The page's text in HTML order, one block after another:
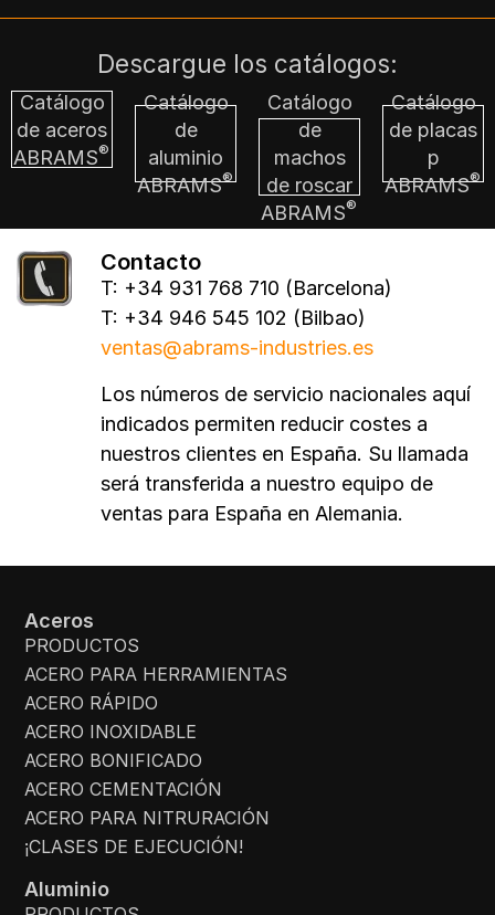
Descargue los catálogos:
Catálogo
de aceros
ABRAMS®
Catálogo
de
aluminio
ABRAMS®
Catálogo
de
machos
de roscar
ABRAMS®
Catálogo
de placas
p
ABRAMS®
Contacto
T: +34 931 768 710 (Barcelona)
T: +34 946 545 102 (Bilbao)
ventas@abrams-industries.es
Los números de servicio nacionales aquí
indicados permiten reducir costes a
nuestros clientes en España. Su llamada
será transferida a nuestro equipo de
ventas para España en Alemania.
Aceros
PRODUCTOS
ACERO PARA HERRAMIENTAS
ACERO RÁPIDO
ACERO INOXIDABLE
ACERO BONIFICADO
ACERO CEMENTACIÓN
ACERO PARA NITRURACIÓN
¡CLASES DE EJECUCIÓN!
Aluminio